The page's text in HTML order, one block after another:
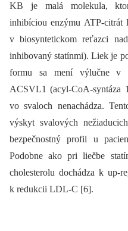
KB je malá molekula,
inhibíciou enzýmu ATP-citrát
v biosyntetickom reťazci
inhibovaný statínmi). Liek je
formu sa mení výlučne v
ACSVL1 (acyl-CoA-syntáza
vo svaloch nenachádza.
výskyt svalových
bezpečnostný profil u
Podobne ako pri liečbe
cholesterolu dochádza k up-
k redukcii LDL-C [6].